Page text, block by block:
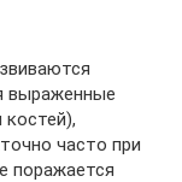
выраженные
часто при
поражается